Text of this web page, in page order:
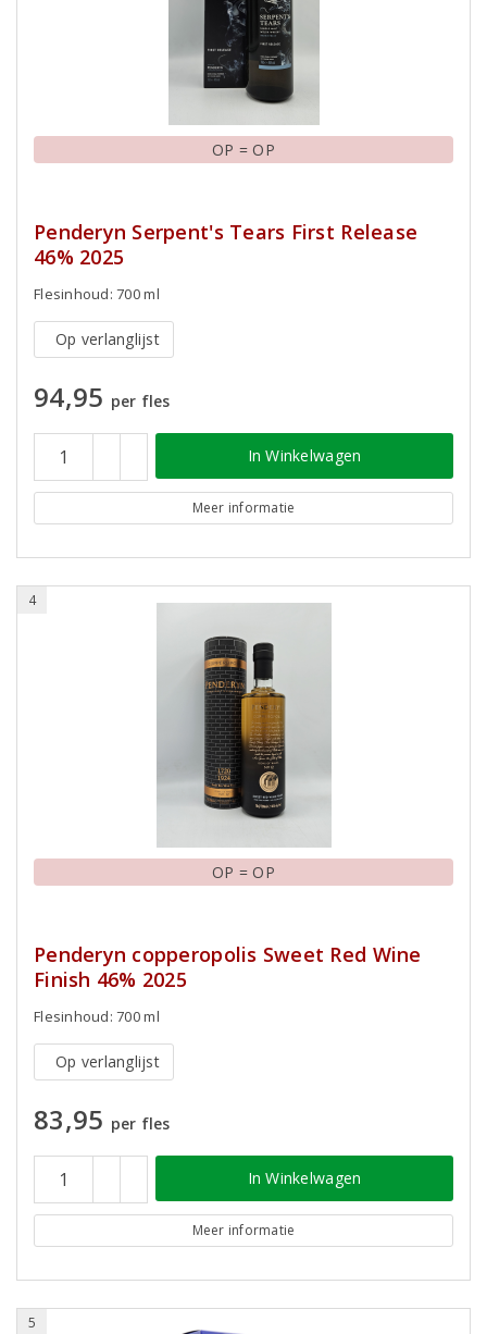
OP = OP
Penderyn Serpent's Tears First Release
46% 2025
Flesinhoud: 700 ml
Op verlanglijst
94,95 per fles
In Winkelwagen
Meer informatie
4
OP = OP
Penderyn copperopolis Sweet Red Wine
Finish 46% 2025
Flesinhoud: 700 ml
Op verlanglijst
83,95 per fles
In Winkelwagen
Meer informatie
5